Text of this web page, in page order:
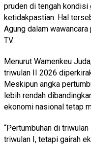
pruden di tengah kondisi
ketidakpastian. Hal
Agung dalam
TV.
Menurut Wamenkeu
triwulan II 2026
Meskipun angka
lebih rendah
ekonomi nasional tetap
“Pertumbuhan di
triwulan I, tetapi gairah